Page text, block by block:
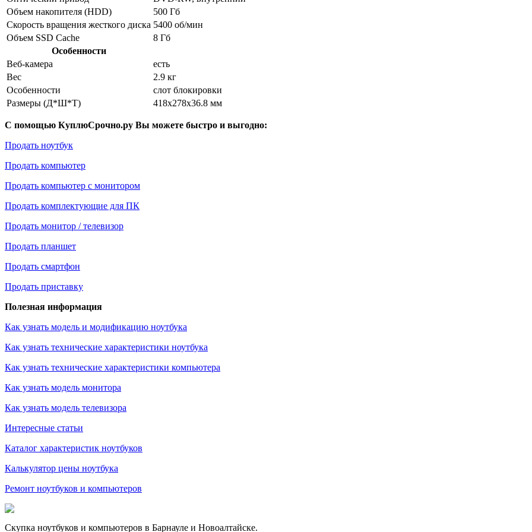
Объем накопителя (HDD)
500 Гб
Скорость вращения жесткого диска 5400 об/мин
Объем SSD Cache
8 Гб
Особенности
Веб-камера
есть
Вес
2.9 кг
Особенности
слот блокировки
Размеры (Д*Ш*Т)
418x278x36.8 мм
С помощью КуплюСрочно.ру Вы можете быстро и выгодно:
Продать ноутбук
Продать компьютер
Продать компьютер с монитором
Продать комплектующие для ПК
Продать монитор / телевизор
Продать планшет
Продать смартфон
Продать приставку
Полезная информация
Как узнать модель и модификацию ноутбука
Как узнать технические характеристики ноутбука
Как узнать технические характеристики компьютера
Как узнать модель монитора
Как узнать модель телевизора
Интересные статьи
Каталог характеристик ноутбуков
Калькулятор цены ноутбука
Ремонт ноутбуков и компьютеров
Скупка ноутбуков и компьютеров в Барнауле и Новоалтайске.